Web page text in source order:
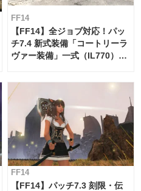
FF14
【FF14】全ジョブ対応！パッ
チ7.4 新式装備「コートリーラ
ヴァー装備」一式（IL770）の
FF14
【FF14】パッチ7.3 刻限・伝